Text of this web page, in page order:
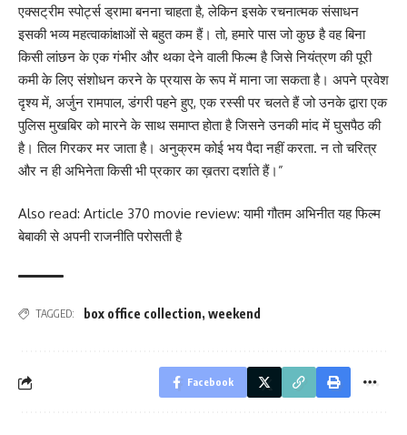
एक्सट्रीम स्पोर्ट्स ड्रामा बनना चाहता है, लेकिन इसके रचनात्मक संसाधन
इसकी भव्य महत्वाकांक्षाओं से बहुत कम हैं। तो, हमारे पास जो कुछ है वह बिना
किसी लांछन के एक गंभीर और थका देने वाली फिल्म है जिसे नियंत्रण की पूरी
कमी के लिए संशोधन करने के प्रयास के रूप में माना जा सकता है। अपने प्रवेश
दृश्य में, अर्जुन रामपाल, डंगरी पहने हुए, एक रस्सी पर चलते हैं जो उनके द्वारा एक
पुलिस मुखबिर को मारने के साथ समाप्त होता है जिसने उनकी मांद में घुसपैठ की
है। तिल गिरकर मर जाता है। अनुक्रम कोई भय पैदा नहीं करता. न तो चरित्र
और न ही अभिनेता किसी भी प्रकार का ख़तरा दर्शाते हैं।”
Also read: Article 370 movie review: यामी गौतम अभिनीत यह फिल्म
बेबाकी से अपनी राजनीति परोसती है
TAGGED: box office collection, weekend
Facebook